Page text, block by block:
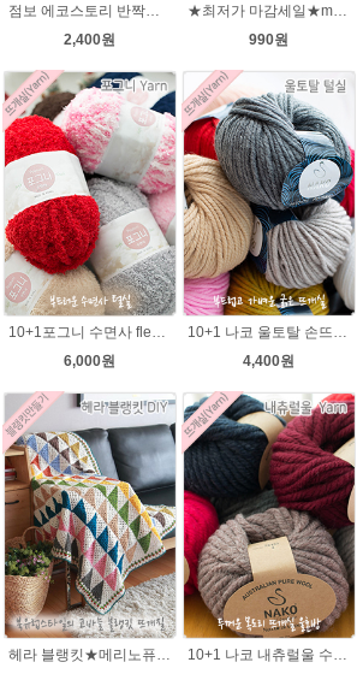
점보 에코스토리 반짝이 80g 대용량 수세미뜨기 뜨개실 친환경소품 뜨개질실//웰빙수세미실/반짝이수세미실/반짝이뜨개실/ 수세미실/대용량수세미/빤짝이실
2,400원
★최저가 마감세일★merry메리/털실/수면뜨개실/뜨개질실/손뜨개실/목도리털실
990원
10+1포그니 수면사 fleece 플리스 수면실 뜨개실/소프트 메리 멜로디/부드러운 털실/유아용실/귀도리안감실
6,000원
10+1 나코 울토탈 손뜨개 뜨개질 굵은뜨개실 나코메가 굵은털실(털실,뜨개질실) 동대문 뜨게실
4,400원
헤라 블랭킷★메리노퓨어울 27타래 북유럽블랭킷 울100% 코바늘뜨기 뜨개질
10+1 나코 내츄럴울 수입뜨개실/루피망고st 모자뜨기/